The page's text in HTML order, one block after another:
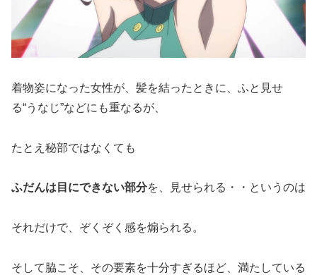
着物姿になった女性が、髪を結ったときに、ふと見せ
る“うなじ”などにも重なるが、
たとえ秘部ではなくても
ふだんは目にできない部分を、見せられる・・というのは
それだけで、ぞくぞく感を煽られる。
そして脇こそ、その要素を十分すぎるほど、満たしている